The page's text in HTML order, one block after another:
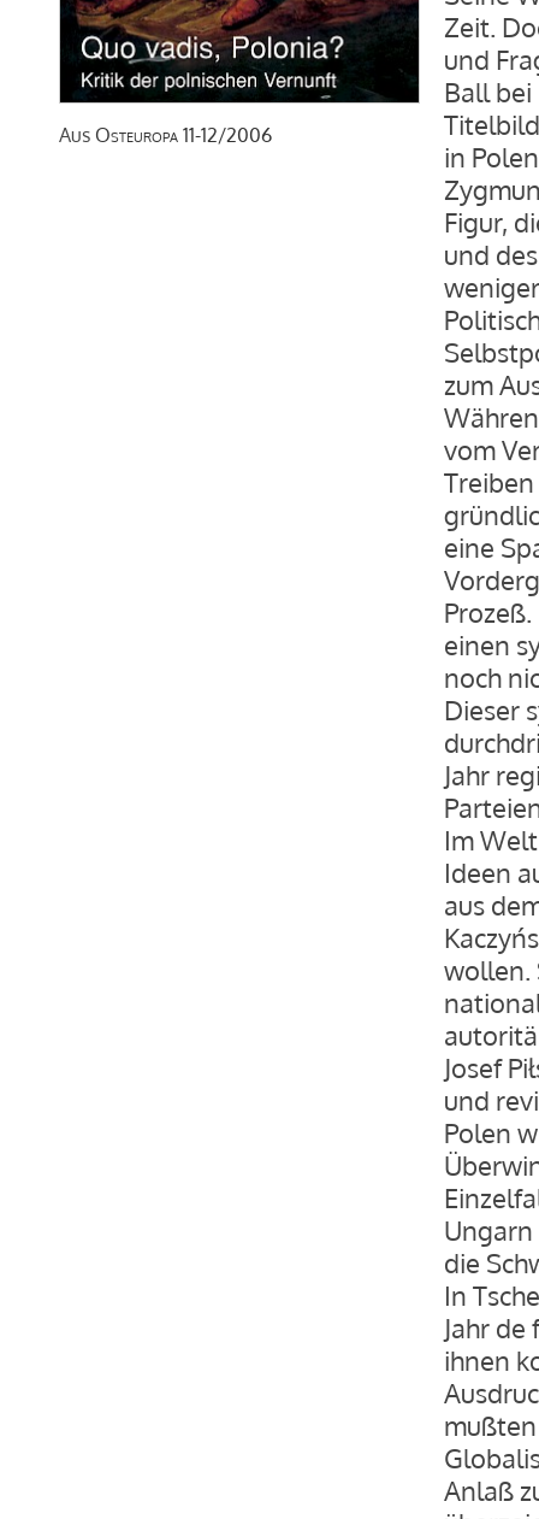
Aus Osteuropa 11-12/2006
Zeit.
und
Ball
in
Figur,
und
zum
vom
eine
einen
noch
Dieser
Jahr
Im
Ideen
aus
wollen.
Josef
und
Polen
die
In
Jahr
ihnen
Anlaß